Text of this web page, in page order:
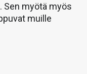
Sen myötä myös
muille